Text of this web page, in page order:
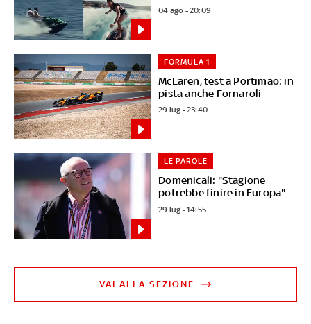
04 ago - 20:09
McLaren, test a Portimao: in
pista anche Fornaroli
FORMULA 1
29 lug - 23:40
Domenicali: "Stagione
potrebbe finire in Europa"
LE PAROLE
29 lug - 14:55
VAI ALLA SEZIONE